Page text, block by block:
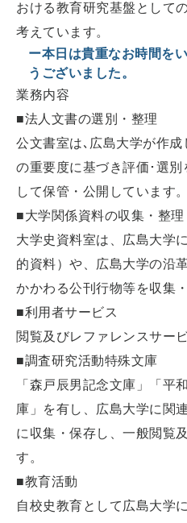
おける教育研究基盤として
考えています。
ー本日は貴重なお時間を
うございました。
業務内容
■法人文書の選別・整理
公文書室は､広島大学が作
の重要度に基づき評価･選
して保管・公開しています。
■大学関係資料の収集・整理
大学史資料室は、広島大学
的資料）や、広島大学の沿
かかわる公刊行物等を収集
■利用者サービス
閲覧及びレファレンスサー
■調査研究活動特殊文庫
「森戸辰男記念文庫」「平
庫」を有し、広島大学に関
に収集・保存し、一般閲覧
す。
■教育活動
自校史教育として広島大学